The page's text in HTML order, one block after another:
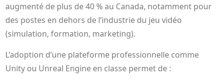
augmenté de plus de 40 % au Canada, notamment pour
des postes en dehors de l’industrie du jeu vidéo
(simulation, formation, marketing).
L’adoption d’une plateforme professionnelle comme
Unity ou Unreal Engine en classe permet de :